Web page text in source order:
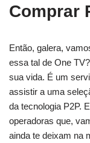
Comprar
Então, galera,
essa tal de One
sua vida. É um
assistir a uma
da tecnologia P2P.
operadoras que,
ainda te deixam na